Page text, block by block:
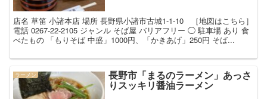
店名 草笛 小諸本店 場所 長野県小諸市古城1-1-10 ［地図はこちら］
電話 0267-22-2105 ジャンル そば屋 バリアフリー ◯ 駐車場 あり 食
べたもの 「もりそば 中盛」1000円、「かきあげ」250円 そば...
ラーメン 長野市「まるのラーメン」あっさ
りスッキリ醤油ラーメン